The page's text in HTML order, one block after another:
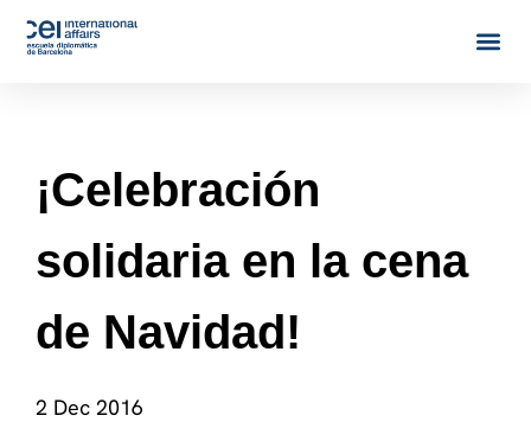
¡Celebración
solidaria en la cena
de Navidad!
2 Dec 2016